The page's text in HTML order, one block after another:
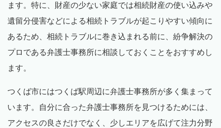
ます。特に、財産の少ない家庭では相続財産の使い込みや
遺留分侵害などによる相続トラブルが起こりやすい傾向に
あるため、相続トラブルに巻き込まれる前に、紛争解決の
プロである弁護士事務所に相談しておくことをおすすめし
ます。
つくば市にはつくば駅周辺に弁護士事務所が多く集まって
います。自分に合った弁護士事務所を見つけるためには、
アクセスの良さだけでなく、少しエリアを広げて注力分野